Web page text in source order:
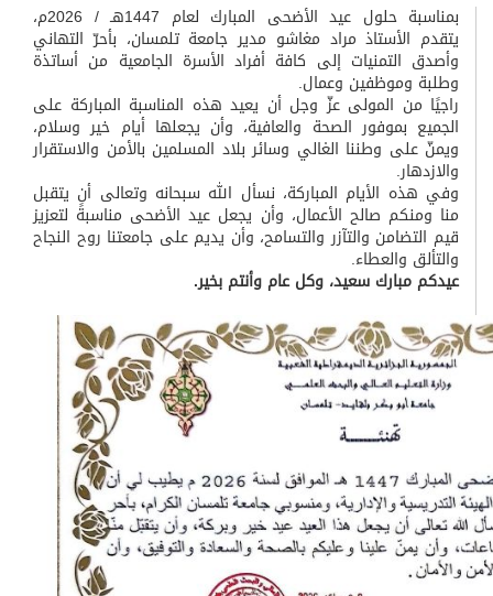
بمناسبة حلول عيد الأضحى المبارك لعام 1447هـ / 2026م،
يتقدمالأستاذ مراد مغاشومدير جامعة تلمسان، بأحرّ التهاني
وأصدق التمنيات إلى كافة أفراد الأسرة الجامعية من أساتذة
وطلبة وموظفين وعمال.
راجيًا من المولى عزّ وجل أن يعيد هذه المناسبة المباركة على
الجميع بموفور الصحة والعافية، وأن يجعلها أيام خير وسلام،
ويمنّ على وطننا الغالي وسائر بلاد المسلمين بالأمن والاستقرار
والازدهار.
وفي هذه الأيام المباركة، نسأل الله سبحانه وتعالى أن يتقبل
منا ومنكم صالح الأعمال، وأن يجعل عيد الأضحى مناسبةً لتعزيز
قيم التضامن والتآزر والتسامح، وأن يديم على جامعتنا روح النجاح
والتألق والعطاء.
عيدكم مبارك سعيد، وكل عام وأنتم بخير.